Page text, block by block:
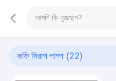
কফি সিরাপ পাম্প (22)